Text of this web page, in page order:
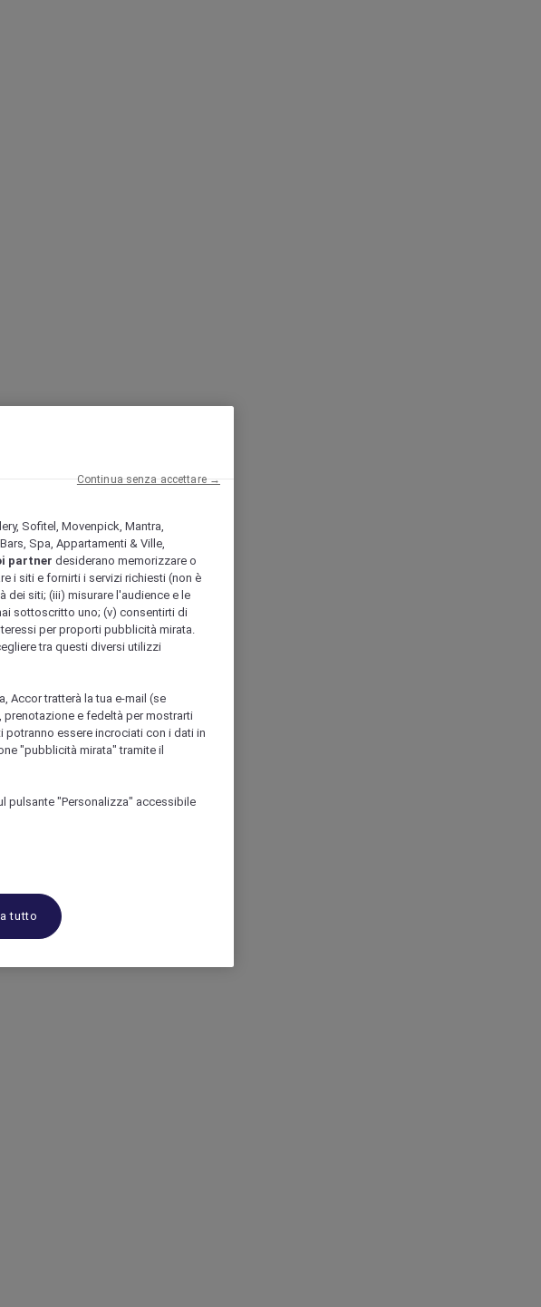
Sofitel, Movenpick, Mantra,
Spa, Appartamenti & Ville,
partner desiderano memorizzare o
i siti e fornirti i servizi richiesti (non è
dei siti; (iii) misurare l'audience e le
sottoscritto uno; (v) consentirti di
per proporti pubblicità mirata.
tra questi diversi utilizzi
Accor tratterà la tua e-mail (se
e fedeltà per mostrarti
essere incrociati con i dati in
"pubblicità mirata" tramite il
pulsante "Personalizza" accessibile
tutto
Continua senza accettare →